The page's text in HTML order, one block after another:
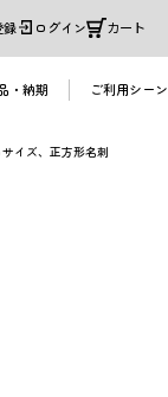
録 ログイン カート
・納期 ご利用シーン
イズ、正方形名刺